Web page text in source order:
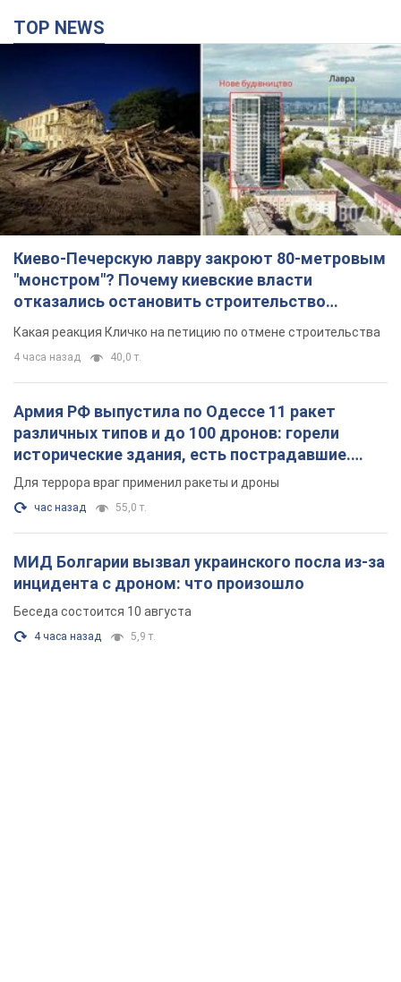
TOP NEWS
Киево-Печерскую лавру закроют 80-метровым
"монстром"? Почему киевские власти
отказались остановить строительство
небоскреба "московского верующего"
Какая реакция Кличко на петицию по отмене строительства
4 часа назад 40,0 т.
Армия РФ выпустила по Одессе 11 ракет
различных типов и до 100 дронов: горели
исторические здания, есть пострадавшие.
Фото и видео
Для террора враг применил ракеты и дроны
час назад 55,0 т.
МИД Болгарии вызвал украинского посла из-за
инцидента с дроном: что произошло
Беседа состоится 10 августа
4 часа назад 5,9 т.